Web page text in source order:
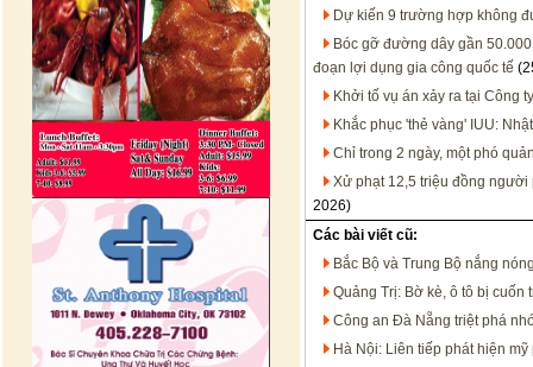
Dự kiến 9 trường hợp không
Bóc gỡ đường dây gần
đoạn lợi dụng gia công quốc tế
Khởi tố vụ án xảy ra tại Công
Khắc phục 'thẻ vàng' IUU:
Chỉ trong 2 ngày, một phó
Xử phạt 12,5 triệu đồng người
2026)
Các bài viết cũ:
Bắc Bộ và Trung Bộ nắng
Quảng Trị: Bờ kè, ô tô bị
Công an Đà Nẵng triệt phá
Hà Nội: Liên tiếp phát hiện